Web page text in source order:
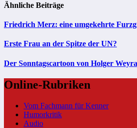
Ähnliche Beiträge
Friedrich Merz: eine umgekehrte
Erste Frau an der Spitze der UN?
Der Sonntagscartoon von Holger
Online-Rubriken
Vom Fachmann für Kenner
Humorkritik
Audio